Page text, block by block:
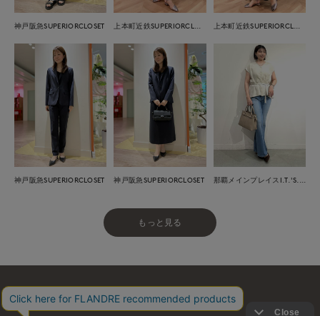
神戸阪急SUPERIORCLOSET
神戸阪急SUPERIORCLOSET 神戸阪急SUPERIORCLOSET
もっと見る